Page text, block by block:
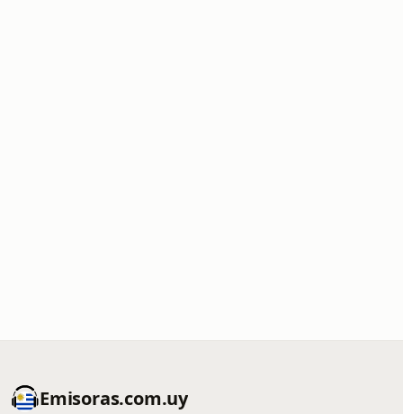
Emisoras.com.uy